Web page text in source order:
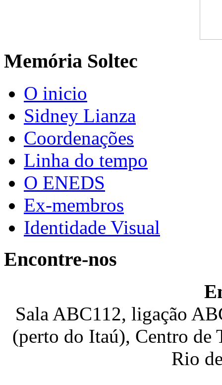
Memória Soltec
O inicio
Sidney Lianza
Coordenações
Linha do tempo
O ENEDS
Ex-membros
Identidade Visual
Encontre-nos
Sala ABC112, ligação
(perto do Itaú), Centro de
Rio